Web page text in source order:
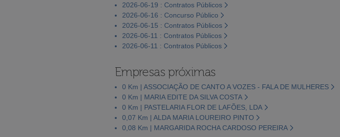
2026-06-19 : Contratos Públicos
2026-06-16 : Concurso Público
2026-06-15 : Contratos Públicos
2026-06-11 : Contratos Públicos
2026-06-11 : Contratos Públicos
Empresas próximas
0 Km | ASSOCIAÇÃO DE CANTO A VOZES - FALA DE MULHERES
0 Km | MARIA EDITE DA SILVA COSTA
0 Km | PASTELARIA FLOR DE LAFÕES, LDA
0,07 Km | ALDA MARIA LOUREIRO PINTO
0,08 Km | MARGARIDA ROCHA CARDOSO PEREIRA